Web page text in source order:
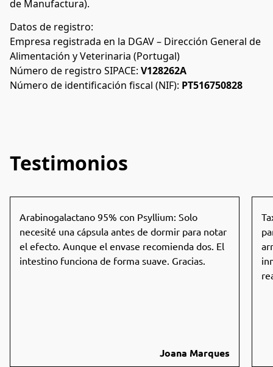
de Manufactura).
Datos de registro:
Empresa registrada en la DGAV – Dirección General de
Alimentación y Veterinaria (Portugal)
Número de registro SIPACE: V128262A
Número de identificación fiscal (NIF): PT516750828
Testimonios
Arabinogalactano 95% con Psyllium: Solo
necesité una cápsula antes de dormir para notar
el efecto. Aunque el envase recomienda dos. El
intestino funciona de forma suave. Gracias.
Joana Marques